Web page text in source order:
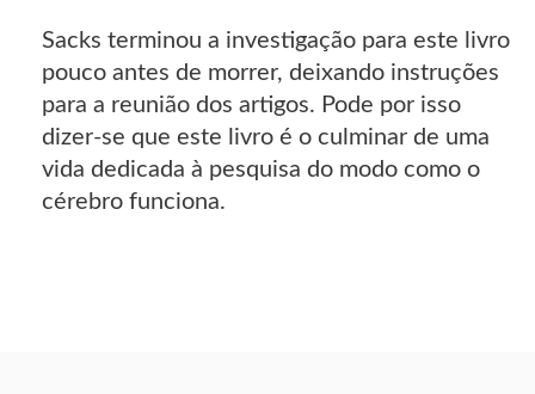
Sacks terminou a investigação para este livro
pouco antes de morrer, deixando instruções
para a reunião dos artigos. Pode por isso
dizer-se que este livro é o culminar de uma
vida dedicada à pesquisa do modo como o
cérebro funciona.